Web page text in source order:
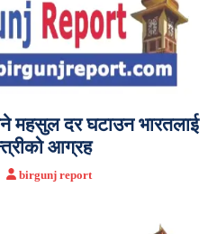
महसुल दर घटाउन भारतलाई
आग्रह
birgunj report